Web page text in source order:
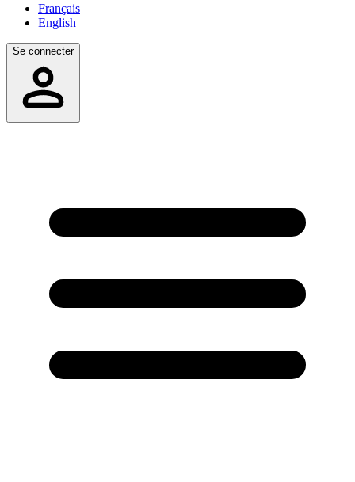
Français
English
Se connecter